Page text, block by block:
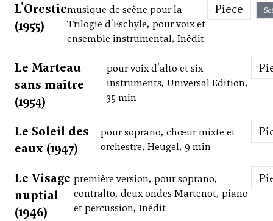
L'Orestie
(1955)
musique de scène pour la
Trilogie d'Eschyle, pour voix et
ensemble instrumental, Inédit
Piece
Le Marteau
sans maître
(1954)
pour voix d'alto et six
instruments, Universal Edition,
35 min
Le Soleil des
eaux (1947)
pour soprano, chœur mixte et
orchestre, Heugel, 9 min
Le Visage
nuptial
(1946)
première version, pour soprano,
contralto, deux ondes Martenot, piano
et percussion, Inédit